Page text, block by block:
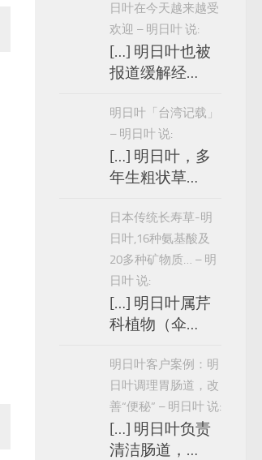
日叶在今天越来越受
欢迎 – 明日叶 说:
[…] 明日叶也被
报道缓解经…
明日叶「台湾记载」
– 明日叶 说:
[…] 明日叶，多
年生粗状草…
日本传统长寿草-明
日叶,16种氨基酸及
20多种矿物质… – 明
日叶 说:
[…] 明日叶属芹
科植物（伞…
明日叶客户案例：明
日叶调理胃肠道，改
善“便秘” – 明日叶 说:
[…] 明日叶负责
清洁肠道，…